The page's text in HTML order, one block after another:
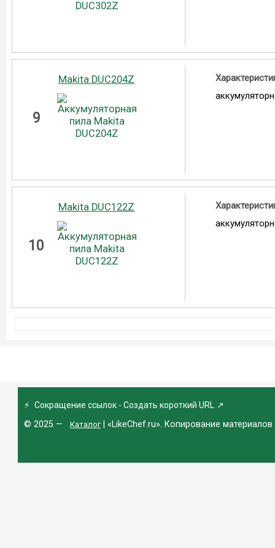
9
Makita DUC204Z
10
Makita DUC122Z
⚡ Сокращение ссылок - Создать короткий URL ↗
© 2025 —
Каталог| «LikeChef.ru». Копирование